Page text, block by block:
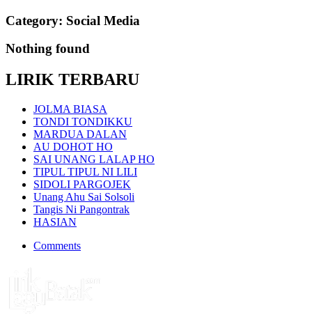
Category: Social Media
Nothing found
LIRIK TERBARU
JOLMA BIASA
TONDI TONDIKKU
MARDUA DALAN
AU DOHOT HO
SAI UNANG LALAP HO
TIPUL TIPUL NI LILI
SIDOLI PARGOJEK
Unang Ahu Sai Solsoli
Tangis Ni Pangontrak
HASIAN
Comments